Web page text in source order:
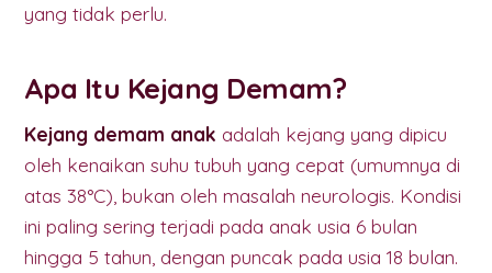
yang tidak perlu.
Apa Itu Kejang Demam?
Kejang demam anak adalah kejang yang dipicu
oleh kenaikan suhu tubuh yang cepat (umumnya di
atas 38°C), bukan oleh masalah neurologis. Kondisi
ini paling sering terjadi pada anak usia 6 bulan
hingga 5 tahun, dengan puncak pada usia 18 bulan.